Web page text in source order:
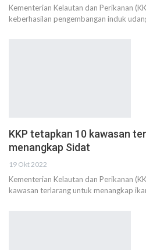
Kementerian Kelautan dan Perikanan
keberhasilan pengembangan induk
KKP tetapkan 10 kawasan
menangkap Sidat
19 Okt 2022
Kementerian Kelautan dan Perikanan
kawasan terlarang untuk menangkap